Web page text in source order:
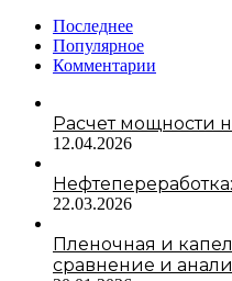
Последнее
Популярное
Комментарии
Расчет мощности
12.04.2026
22.03.2026
Пленочная и
сравнение и